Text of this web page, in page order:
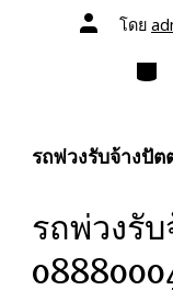
ผู้
เขียน โดย
หมวด
รถพ่วงรับจ้างปัต
รถพ่วงรั